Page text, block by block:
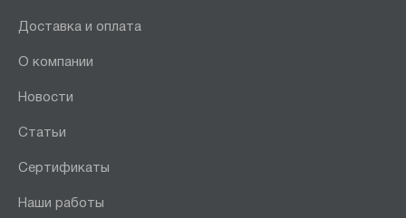
Доставка и оплата
О компании
Новости
Статьи
Сертификаты
Наши работы